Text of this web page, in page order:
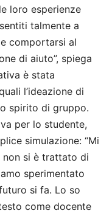
loro esperienze
talmente a
comportarsi al
di aiuto”, spiega
è stata
l’ideazione di
spirito di gruppo.
per lo studente,
simulazione: “Mi
si è trattato di
sperimentato
si fa. Lo so
come docente